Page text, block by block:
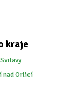
kraje
nad Orlicí